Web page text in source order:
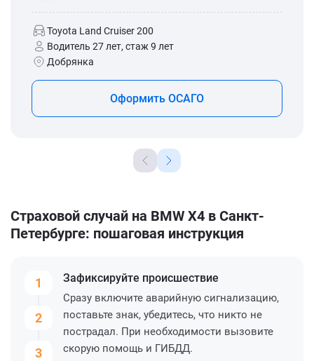
Toyota Land Cruiser 200
Водитель 27 лет, стаж 9 лет
Добрянка
Оформить ОСАГО
Страховой случай на BMW X4 в Санкт-
Петербурге: пошаговая инструкция
1
2
3
Зафиксируйте происшествие
Сразу включите аварийную сигнализацию,
поставьте знак, убедитесь, что никто не
пострадал. При необходимости вызовите
скорую помощь и ГИБДД.